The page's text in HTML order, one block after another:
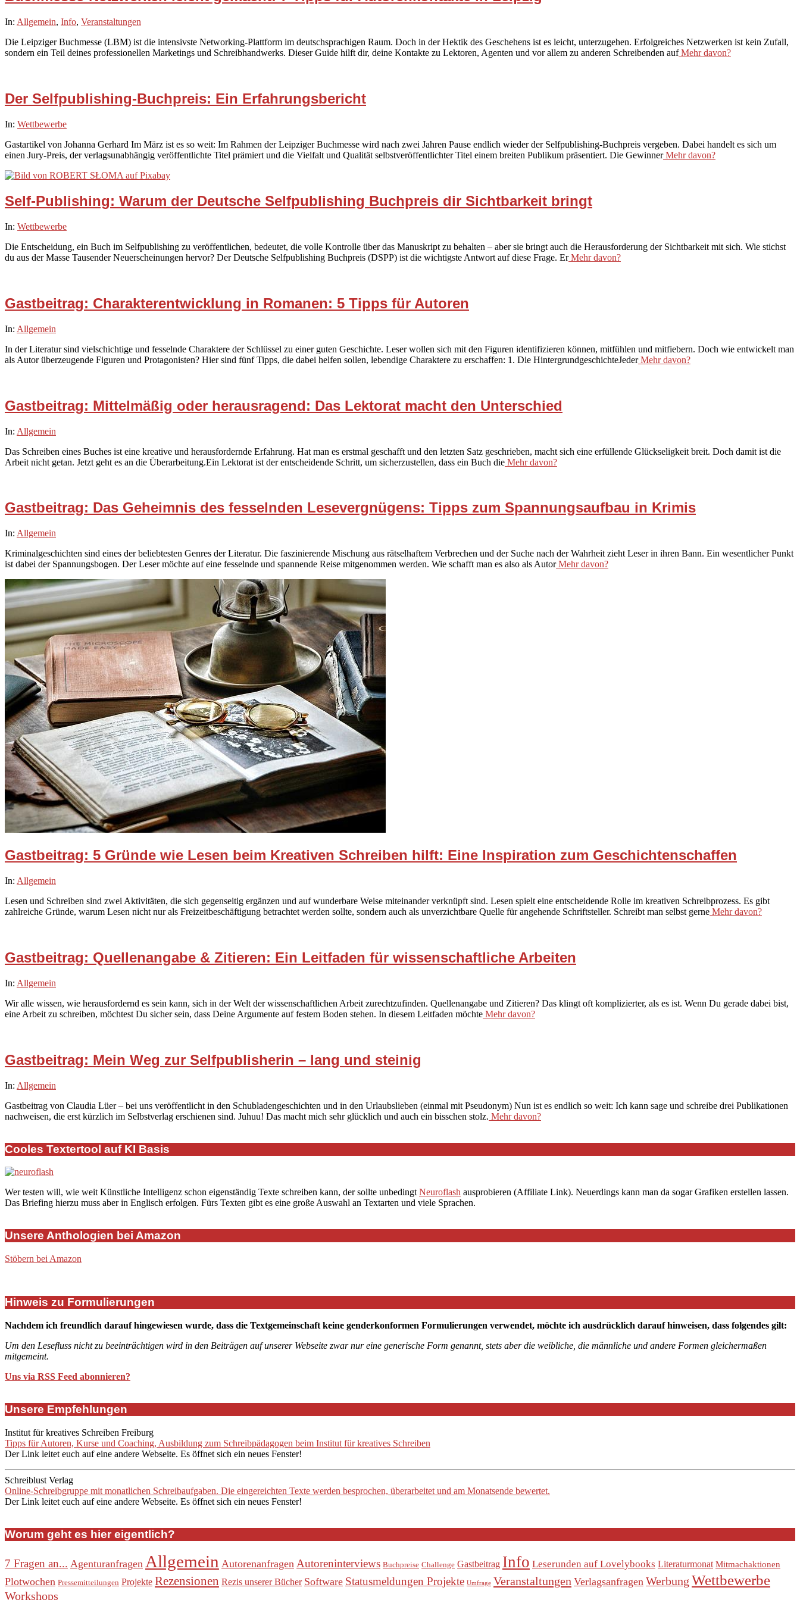
2026-
19
In: Allgemein, Info, Veranstaltungen
Die Leipziger Buchmesse (LBM) ist die intensivste Networking-Plattform im deutschsprachigen Raum. Doch in der Hektik des Geschehens ist es leicht, unterzugehen. Erfolgreiches Netzwerken ist kein Zufall,
sondern ein Teil deines professionellen Marketings und Schreibhandwerks. Dieser Guide hilft dir, deine Kontakte zu Lektoren, Agenten und vor allem zu anderen Schreibenden aufMehr davon?
Der Selfpublishing-Buchpreis: Ein Erfahrungsbericht
2026-
13
In: Wettbewerbe
Gastartikel von Johanna Gerhard Im März ist es so weit: Im Rahmen der Leipziger Buchmesse wird nach zwei Jahren Pause endlich wieder der Selfpublishing-Buchpreis vergeben. Dabei handelt es sich um
einen Jury-Preis, der verlagsunabhängig veröffentlichte Titel prämiert und die Vielfalt und Qualität selbstveröffentlichter Titel einem breiten Publikum präsentiert. Die GewinnerMehr davon?
Self-Publishing: Warum der Deutsche Selfpublishing Buchpreis dir Sichtbarkeit bringt
2026-
07
In: Wettbewerbe
Die Entscheidung, ein Buch im Selfpublishing zu veröffentlichen, bedeutet, die volle Kontrolle über das Manuskript zu behalten – aber sie bringt auch die Herausforderung der Sichtbarkeit mit sich. Wie stichst
du aus der Masse Tausender Neuerscheinungen hervor? Der Deutsche Selfpublishing Buchpreis (DSPP) ist die wichtigste Antwort auf diese Frage. ErMehr davon?
Gastbeitrag: Charakterentwicklung in Romanen: 5 Tipps für Autoren
2024-
07
In: Allgemein
In der Literatur sind vielschichtige und fesselnde Charaktere der Schlüssel zu einer guten Geschichte. Leser wollen sich mit den Figuren identifizieren können, mitfühlen und mitfiebern. Doch wie entwickelt man
als Autor überzeugende Figuren und Protagonisten? Hier sind fünf Tipps, die dabei helfen sollen, lebendige Charaktere zu erschaffen: 1. Die HintergrundgeschichteJederMehr davon?
Gastbeitrag: Mittelmäßig oder herausragend: Das Lektorat macht den Unterschied
2024-
02
In: Allgemein
Das Schreiben eines Buches ist eine kreative und herausfordernde Erfahrung. Hat man es erstmal geschafft und den letzten Satz geschrieben, macht sich eine erfüllende Glückseligkeit breit. Doch damit ist die
Arbeit nicht getan. Jetzt geht es an die Überarbeitung.Ein Lektorat ist der entscheidende Schritt, um sicherzustellen, dass ein Buch die Mehr davon?
Gastbeitrag: Das Geheimnis des fesselnden Lesevergnügens: Tipps zum Spannungsaufbau in Krimis
2024-
24
In: Allgemein
Kriminalgeschichten sind eines der beliebtesten Genres der Literatur. Die faszinierende Mischung aus rätselhaftem Verbrechen und der Suche nach der Wahrheit zieht Leser in ihren Bann. Ein wesentlicher Punkt
ist dabei der Spannungsbogen. Der Leser möchte auf eine fesselnde und spannende Reise mitgenommen werden. Wie schafft man es also als AutorMehr davon?
Gastbeitrag: 5 Gründe wie Lesen beim Kreativen Schreiben hilft: Eine Inspiration zum Geschichtenschaffen
2024-
08
In: Allgemein
Lesen und Schreiben sind zwei Aktivitäten, die sich gegenseitig ergänzen und auf wunderbare Weise miteinander verknüpft sind. Lesen spielt eine entscheidende Rolle im kreativen Schreibprozess. Es gibt
zahlreiche Gründe, warum Lesen nicht nur als Freizeitbeschäftigung betrachtet werden sollte, sondern auch als unverzichtbare Quelle für angehende Schriftsteller. Schreibt man selbst gerne Mehr davon?
Gastbeitrag: Quellenangabe & Zitieren: Ein Leitfaden für wissenschaftliche Arbeiten
2023-
29
In: Allgemein
Wir alle wissen, wie herausfordernd es sein kann, sich in der Welt der wissenschaftlichen Arbeit zurechtzufinden. Quellenangabe und Zitieren? Das klingt oft komplizierter, als es ist. Wenn Du gerade dabei bist,
eine Arbeit zu schreiben, möchtest Du sicher sein, dass Deine Argumente auf festem Boden stehen. In diesem Leitfaden möchte Mehr davon?
Gastbeitrag: Mein Weg zur Selfpublisherin – lang und steinig
2023-
02
In: Allgemein
Gastbeitrag von Claudia Lüer – bei uns veröffentlicht in den Schubladengeschichten und in den Urlaubslieben (einmal mit Pseudonym) Nun ist es endlich so weit: Ich kann sage und schreibe drei Publikationen
nachweisen, die erst kürzlich im Selbstverlag erschienen sind. Juhuu! Das macht mich sehr glücklich und auch ein bisschen stolz. Mehr davon?
Cooles Textertool auf KI Basis
Wer testen will, wie weit Künstliche Intelligenz schon eigenständig Texte schreiben kann, der sollte unbedingtNeuroflash ausprobieren (Affiliate Link). Neuerdings kann man da sogar Grafiken erstellen lassen.
Das Briefing hierzu muss aber in Englisch erfolgen. Fürs Texten gibt es eine große Auswahl an Textarten und viele Sprachen.
Unsere Anthologien bei Amazon
Stöbern bei Amazon
Hinweis zu Formulierungen
Nachdem ich freundlich darauf hingewiesen wurde, dass die Textgemeinschaft keine genderkonformen Formulierungen verwendet, möchte ich ausdrücklich darauf hinweisen, dass folgendes gilt:
Um den Lesefluss nicht zu beeinträchtigen wird in den Beiträgen auf unserer Webseite zwar nur eine generische Form genannt, stets aber die weibliche, die männliche und andere Formen gleichermaßen
mitgemeint.
Uns via RSS Feed abonnieren?
Unsere Empfehlungen
Institut für kreatives Schreiben Freiburg
Tipps für Autoren, Kurse und Coaching, Ausbildung zum Schreibpädagogen beim Institut für kreatives Schreiben
Der Link leitet euch auf eine andere Webseite. Es öffnet sich ein neues Fenster!
Schreiblust Verlag
Online-Schreibgruppe mit monatlichen Schreibaufgaben. Die eingereichten Texte werden besprochen, überarbeitet und am Monatsende bewertet.
Der Link leitet euch auf eine andere Webseite. Es öffnet sich ein neues Fenster!
Worum geht es hier eigentlich?
7 Fragen an... Agenturanfragen Allgemein Autorenanfragen Autoreninterviews Buchpreise Challenge Gastbeitrag Info Leserunden auf Lovelybooks Literaturmonat Mitmachaktionen
Plotwochen Pressemitteilungen Projekte Rezensionen Rezis unserer Bücher Software Statusmeldungen Projekte Umfrage Veranstaltungen Verlagsanfragen Werbung Wettbewerbe
Workshops